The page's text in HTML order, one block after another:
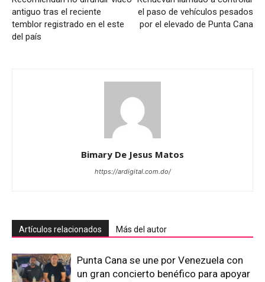
antiguo tras el reciente
temblor registrado en el este
del país
el paso de vehículos pesados
por el elevado de Punta Cana
Bimary De Jesus Matos
https://ardigital.com.do/
Artículos relacionados Más del autor
Punta Cana se une por Venezuela con
un gran concierto benéfico para apoyar